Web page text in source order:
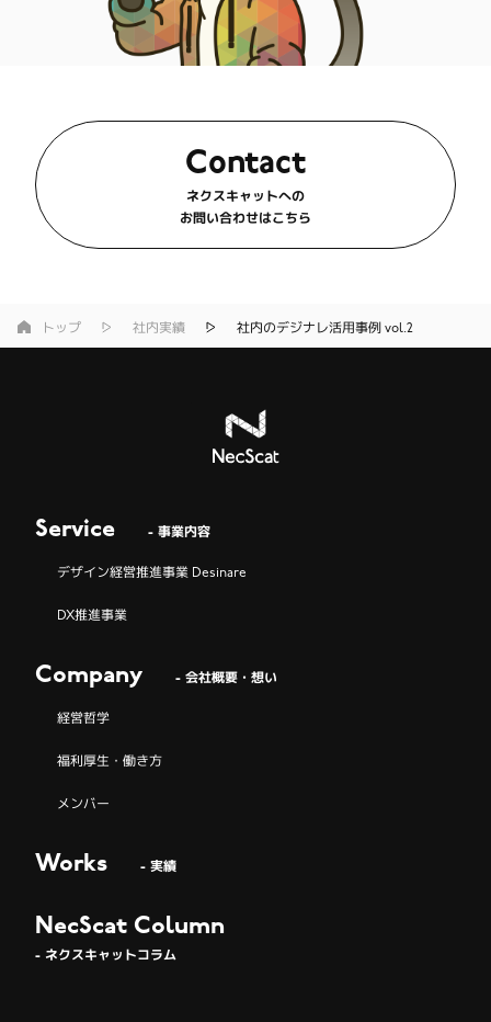
Contact
ネクスキャットへの
お問い合わせはこちら
トップ 社内実績 社内のデジナレ活用事例 vol.2
Service - 事業内容
デザイン経営推進事業 Desinare
DX推進事業
Company - 会社概要・想い
経営哲学
福利厚生・働き方
メンバー
Works - 実績
NecScat Column
- ネクスキャットコラム